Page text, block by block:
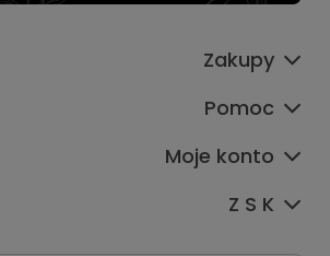
Zakupy
Pomoc
Moje konto
Z S K